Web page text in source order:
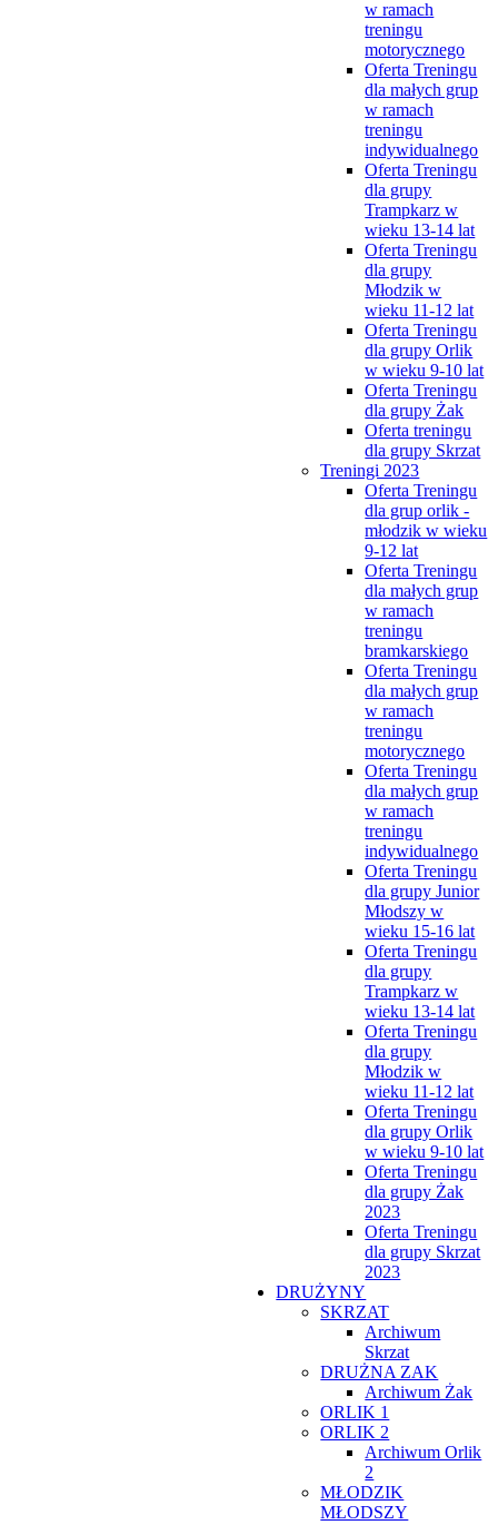
w ramach
treningu
motorycznego
Oferta Treningu
dla małych grup
w ramach
treningu
indywidualnego
Oferta Treningu
dla grupy
Trampkarz w
wieku 13-14 lat
Oferta Treningu
dla grupy
Młodzik w
wieku 11-12 lat
Oferta Treningu
dla grupy Orlik
w wieku 9-10 lat
Oferta Treningu
dla grupy Żak
Oferta treningu
dla grupy Skrzat
Treningi 2023
Oferta Treningu
dla grup orlik -
młodzik w wieku
9-12 lat
Oferta Treningu
dla małych grup
w ramach
treningu
bramkarskiego
Oferta Treningu
dla małych grup
w ramach
treningu
motorycznego
Oferta Treningu
dla małych grup
w ramach
treningu
indywidualnego
Oferta Treningu
dla grupy Junior
Młodszy w
wieku 15-16 lat
Oferta Treningu
dla grupy
Trampkarz w
wieku 13-14 lat
Oferta Treningu
dla grupy
Młodzik w
wieku 11-12 lat
Oferta Treningu
dla grupy Orlik
w wieku 9-10 lat
Oferta Treningu
dla grupy Żak
2023
Oferta Treningu
dla grupy Skrzat
2023
DRUŻYNY
SKRZAT
Archiwum
Skrzat
DRUŻNA ZAK
Archiwum Żak
ORLIK 1
ORLIK 2
Archiwum Orlik
2
MŁODZIK
MŁODSZY